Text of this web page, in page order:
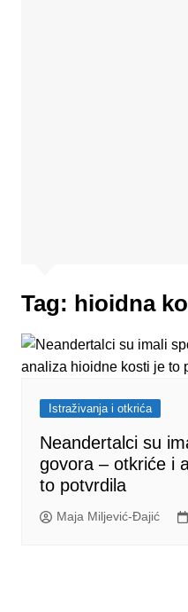
Tag: hioidna
Istraživanja i otkrića
Neandertalci su
govora – otkriće i
to potvrdila
Maja Miljević-Đajić